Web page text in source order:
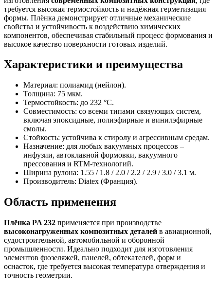
требуется высокая термостойкость и надёжная герметизация
формы. Плёнка демонстрирует отличные механические
свойства и устойчивость к воздействию химических
компонентов, обеспечивая стабильный процесс формования и
высокое качество поверхности готовых изделий.
Характеристики и преимущества
Материал: полиамид (нейлон).
Толщина: 75 мкм.
Термостойкость: до 232 °C.
Совместимость: со всеми типами связующих систем,
включая эпоксидные, полиэфирные и винилэфирные
смолы.
Стойкость: устойчива к стиролу и агрессивным средам.
Назначение: для любых вакуумных процессов –
инфузии, автоклавной формовки, вакуумного
прессования и RTM-технологий.
Ширина рулона: 1.55 / 1.8 / 2.0 / 2.2 / 2.9 / 3.0 / 3.1 м.
Производитель: Diatex (Франция).
Область применения
Плёнка PA 232 применяется при производстве
высоконагруженных композитных деталей в авиационной,
судостроительной, автомобильной и оборонной
промышленности. Идеально подходит для изготовления
элементов фюзеляжей, панелей, обтекателей, форм и
оснасток, где требуется высокая температура отверждения и
точность геометрии.